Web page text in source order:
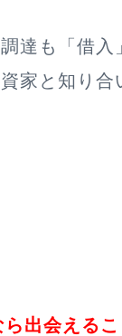
達も「借入
家と知り合
ら出会える